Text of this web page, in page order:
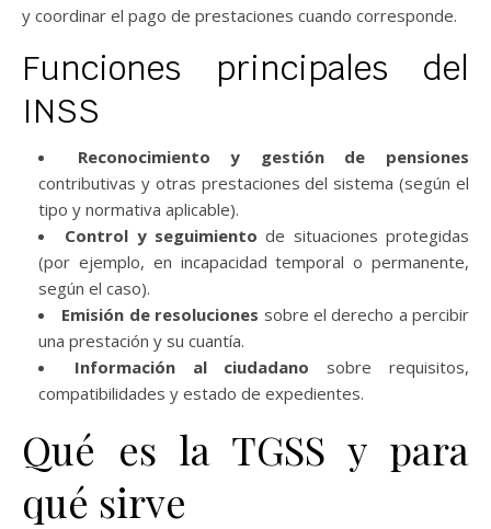
y coordinar el pago de prestaciones cuando corresponde.
Funciones principales del
INSS
Reconocimiento y gestión de pensiones
contributivas y otras prestaciones del sistema (según el
tipo y normativa aplicable).
Control y seguimiento de situaciones protegidas
(por ejemplo, en incapacidad temporal o permanente,
según el caso).
Emisión de resoluciones sobre el derecho a percibir
una prestación y su cuantía.
Información al ciudadano sobre requisitos,
compatibilidades y estado de expedientes.
Qué es la TGSS y para
qué sirve